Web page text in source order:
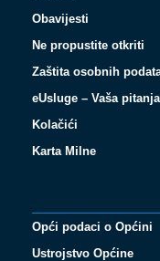
Obavijesti
Ne propustite otkriti
Zaštita osobnih
eUsluge – Vaša pitanja
Kolačići
Karta Milne
Opći podaci o Općini
Ustrojstvo Općine